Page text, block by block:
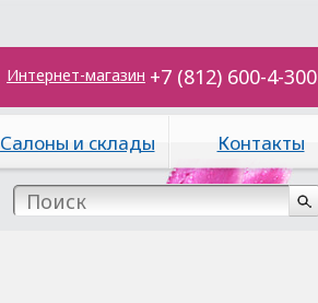
Интернет-магазин +7 (812) 600-4-300
Салоны и склады Контакты